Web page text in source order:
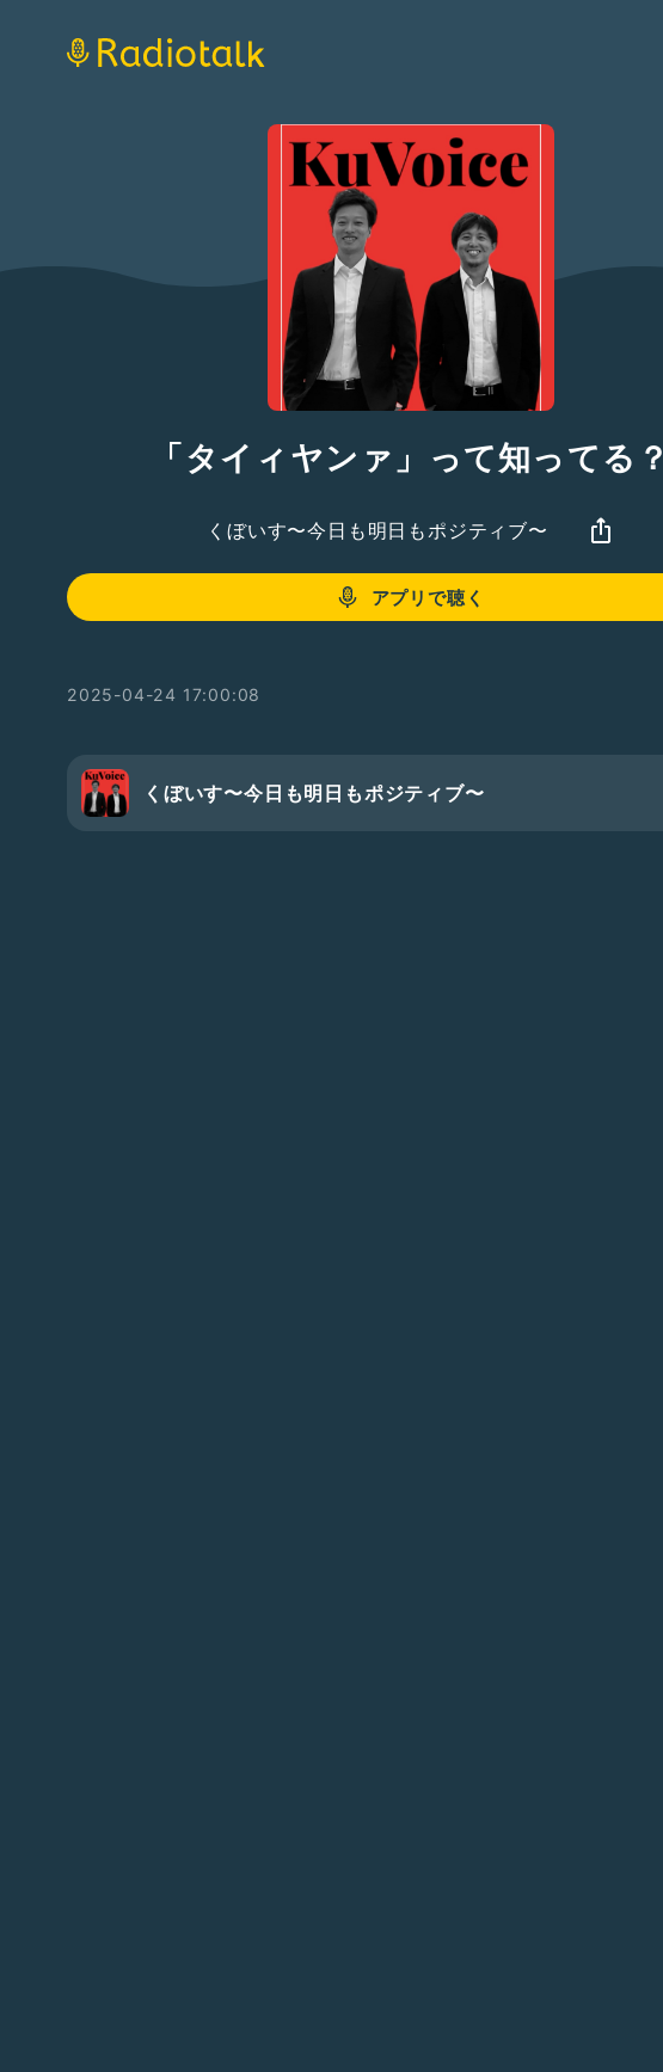
「タイィヤンァ」って知ってる？
くぼいす〜今日も明日もポジティブ〜
アプリで聴く
2025-04-24 17:00:08
くぼいす〜今日も明日もポジティブ〜